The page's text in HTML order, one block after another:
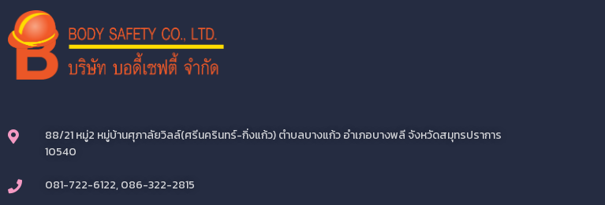
88/21 หมู่2 หมู่บ้านศุภาลัยวิลล์(ศรีนครินทร์-กิ่งแก้ว) ตำบลบางแก้ว อำเภอบางพลี จังหวัดสมุทรปราการ
10540
081-722-6122, 086-322-2815